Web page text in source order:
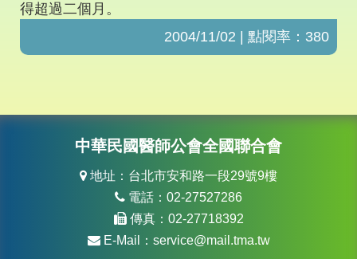
得超過二個月。
2004/11/02 | 點閱率：380
中華民國醫師公會全國聯合會
地址：台北市安和路一段29號9樓
電話：02-27527286
傳真：02-27718392
E-Mail： service@mail.tma.tw